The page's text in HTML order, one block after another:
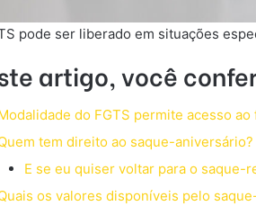
pode ser liberado em situações
artigo, você
do FGTS permite acesso
tem direito ao saque-aniversário?
E se eu quiser voltar para o saque-
os valores disponíveis pelo